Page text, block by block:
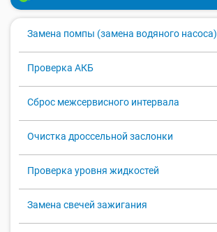
Замена помпы (замена водяного насоса)
Проверка АКБ
Сброс межсервисного интервала
Очистка дроссельной заслонки
Проверка уровня жидкостей
Замена свечей зажигания